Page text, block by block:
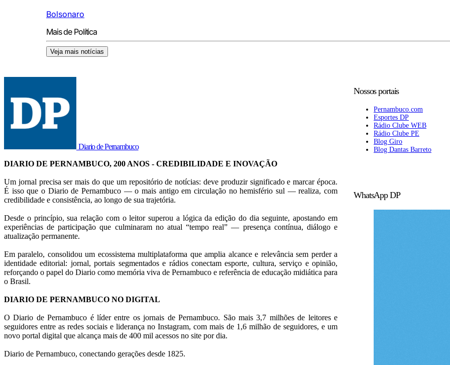
Bolsonaro
Mais de Política
Veja mais notícias
Diario de Pernambuco
DIARIO DE PERNAMBUCO, 200 ANOS - CREDIBILIDADE E INOVAÇÃO
Um jornal precisa ser mais do que um repositório de notícias: deve produzir significado e marcar época.
É isso que o Diario de Pernambuco — o mais antigo em circulação no hemisfério sul — realiza, com
credibilidade e consistência, ao longo de sua trajetória.
Desde o princípio, sua relação com o leitor superou a lógica da edição do dia seguinte, apostando em
experiências de participação que culminaram no atual “tempo real” — presença contínua, diálogo e
atualização permanente.
Em paralelo, consolidou um ecossistema multiplataforma que amplia alcance e relevância sem perder a
identidade editorial: jornal, portais segmentados e rádios conectam esporte, cultura, serviço e opinião,
reforçando o papel do Diario como memória viva de Pernambuco e referência de educação midiática para
o Brasil.
DIARIO DE PERNAMBUCO NO DIGITAL
O Diario de Pernambuco é líder entre os jornais de Pernambuco. São mais 3,7 milhões de leitores e
seguidores entre as redes sociais e liderança no Instagram, com mais de 1,6 milhão de seguidores, e um
novo portal digital que alcança mais de 400 mil acessos no site por dia.
Diario de Pernambuco, conectando gerações desde 1825.
Nossos portais
Pernambuco.com
Esportes DP
Rádio Clube WEB
Rádio Clube PE
Blog Giro
Blog Dantas Barreto
WhatsApp DP